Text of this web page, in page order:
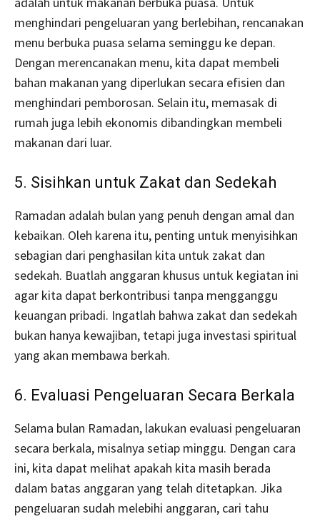
menghindari pengeluaran yang berlebihan, rencanakan
menu berbuka puasa selama seminggu ke depan.
Dengan merencanakan menu, kita dapat membeli
bahan makanan yang diperlukan secara efisien dan
menghindari pemborosan. Selain itu, memasak di
rumah juga lebih ekonomis dibandingkan membeli
makanan dari luar.
5. Sisihkan untuk Zakat dan Sedekah
Ramadan adalah bulan yang penuh dengan amal dan
kebaikan. Oleh karena itu, penting untuk menyisihkan
sebagian dari penghasilan kita untuk zakat dan
sedekah. Buatlah anggaran khusus untuk kegiatan ini
agar kita dapat berkontribusi tanpa mengganggu
keuangan pribadi. Ingatlah bahwa zakat dan sedekah
bukan hanya kewajiban, tetapi juga investasi spiritual
yang akan membawa berkah.
6. Evaluasi Pengeluaran Secara Berkala
Selama bulan Ramadan, lakukan evaluasi pengeluaran
secara berkala, misalnya setiap minggu. Dengan cara
ini, kita dapat melihat apakah kita masih berada
dalam batas anggaran yang telah ditetapkan. Jika
pengeluaran sudah melebihi anggaran, cari tahu